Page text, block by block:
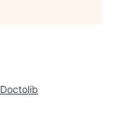
Doctolib